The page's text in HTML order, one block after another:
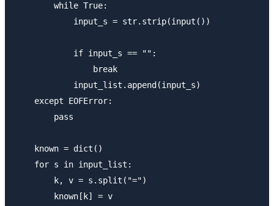
        while True:
            input_s = str.strip(input())
            if input_s == "":
                break
            input_list.append(input_s)
    except EOFError:
        pass
    known = dict()
    for s in input_list:
        k, v = s.split("=")
        known[k] = v